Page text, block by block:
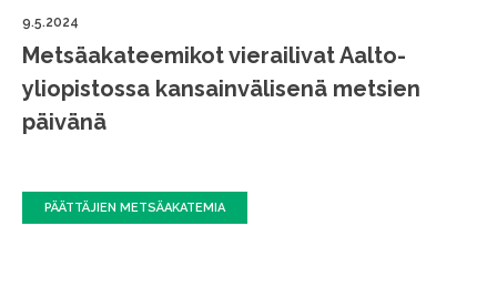
9.5.2024
Metsäakateemikot vierailivat Aalto-
yliopistossa kansainvälisenä metsien
päivänä
PÄÄTTÄJIEN METSÄAKATEMIA